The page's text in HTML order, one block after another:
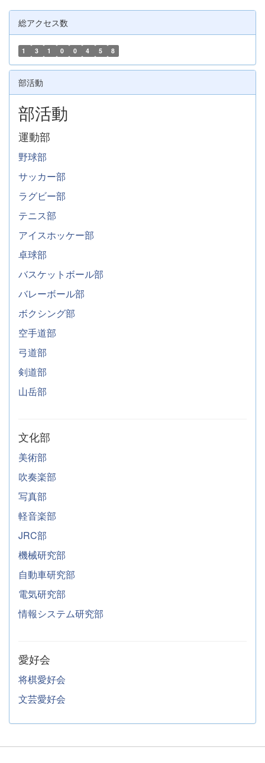
総アクセス数
1 3 1 0 0 4 5 8
部活動
部活動
運動部
野球部
サッカー部
ラグビー部
テニス部
アイスホッケー部
卓球部
バスケットボール部
バレーボール部
ボクシング部
空手道部
弓道部
剣道部
山岳部
文化部
美術部
吹奏楽部
写真部
軽音楽部
JRC部
機械研究部
自動車研究部
電気研究部
情報システム研究部
愛好会
将棋愛好会
文芸愛好会